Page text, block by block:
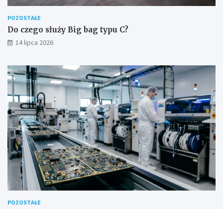
POZOSTAŁE
Do czego służy Big bag typu C?
14 lipca 2026
POZOSTAŁE